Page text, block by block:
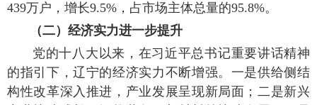
439万户，增长9.5%，占市场主体总量的95.8%。
（二）经济实力进一步提升
党的十八大以来，在习近平总书记重要讲话精神
的指引下，辽宁的经济实力不断增强。一是供给侧结
构性改革深入推进，产业发展呈现新局面；二是新兴